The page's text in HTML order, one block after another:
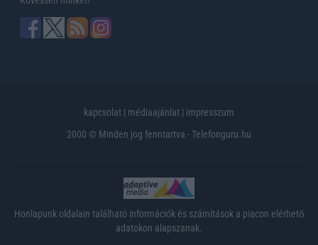
kapcsolat | médiaajánlat | impresszum
2000 © Minden jog fenntartva - Telefonguru.hu
Honlapunk oldalain található információk és számítások a piacon elérhető
adatokon alapszanak.